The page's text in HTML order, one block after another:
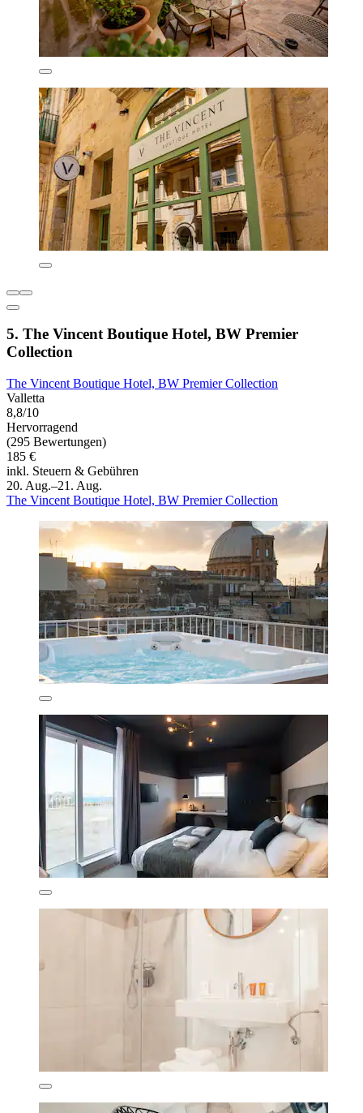
5. The Vincent Boutique Hotel, BW Premier
Collection
The Vincent Boutique Hotel, BW Premier Collection
Valletta
8,8/10
Hervorragend
(295 Bewertungen)
185 €
inkl. Steuern & Gebühren
20. Aug.–21. Aug.
The Vincent Boutique Hotel, BW Premier Collection